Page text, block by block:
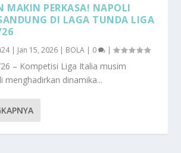
MAKIN PERKASA! NAPOLI
DI LAGA TUNDA LIGA
| Jan 15, 2026 | BOLA | 0 |
– Kompetisi Liga Italia musim
menghadirkan dinamika...